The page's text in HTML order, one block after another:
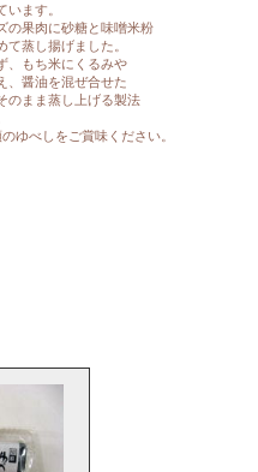
います。
の果肉に砂糖と味噌米粉
て蒸し揚げました。
、もち米にくるみや
、醤油を混ぜ合せた
のまま蒸し上げる製法
ゆべしをご賞味ください。